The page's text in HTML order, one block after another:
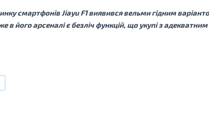
смартфонів Jiayu F1 виявився вельми гідним
його арсеналі є безліч функцій, що укупі з